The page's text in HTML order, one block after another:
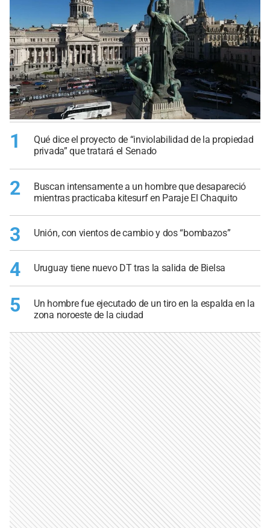
1
Qué dice el proyecto de “inviolabilidad de la propiedad
privada” que tratará el Senado
2
Buscan intensamente a un hombre que desapareció
mientras practicaba kitesurf en Paraje El Chaquito
3 Unión, con vientos de cambio y dos “bombazos”
4 Uruguay tiene nuevo DT tras la salida de Bielsa
5
Un hombre fue ejecutado de un tiro en la espalda en la
zona noroeste de la ciudad